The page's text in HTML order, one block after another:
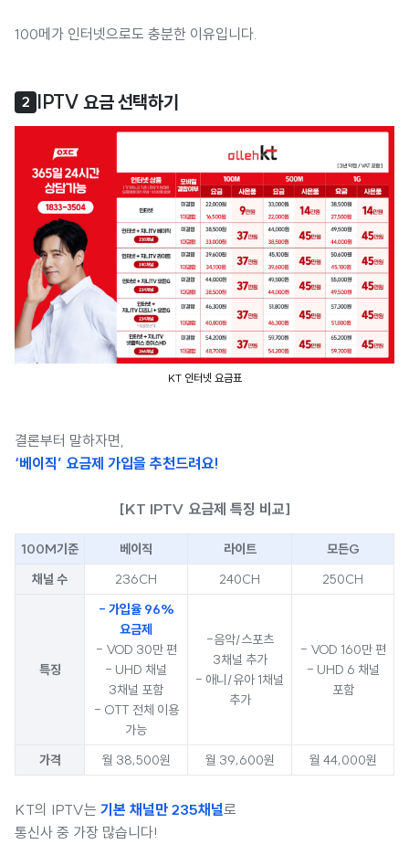
100메가 인터넷으로도 충분한 이유입니다.
2 IPTV 요금 선택하기
KT 인터넷 요금표
결론부터 말하자면,
‘베이직’ 요금제 가입을 추천드려요!
[KT IPTV 요금제 특징 비교]
100M기준 베이직 라이트
모든G
채널 수
236CH 240CH 250CH
특징
- 가입율 96%
요금제
- VOD 30만 편
- UHD 채널
3채널 포함
- OTT 전체 이용
가능
-음악/스포츠
3채널 추가
- 애니/유아 1채널
추가
- VOD 160만 편
- UHD 6 채널
포함
가격 월 38,500원 월 39,600원 월 44,000원
KT의 IPTV는 기본 채널만 235채널로
통신사 중 가장 많습니다!